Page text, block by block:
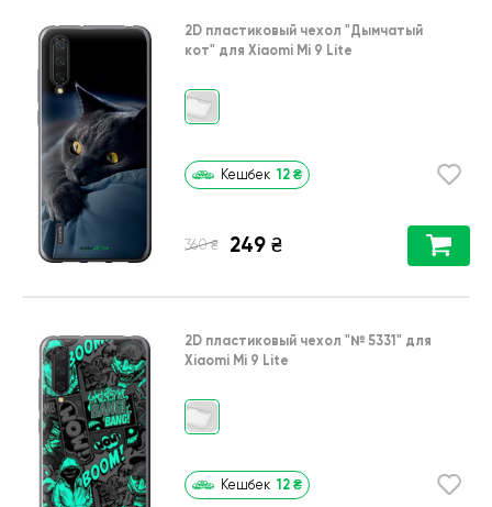
2D пластиковый чехол "Дымчатый
кот" для Xiaomi Mi 9 Lite
Кешбек 12 ₴
360 ₴ 249 ₴
2D пластиковый чехол "№ 5331" для
Xiaomi Mi 9 Lite
Кешбек 12 ₴